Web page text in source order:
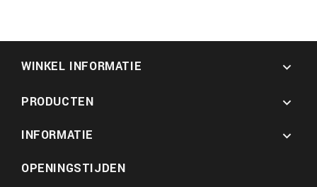
WINKEL INFORMATIE 
PRODUCTEN

INFORMATIE

OPENINGSTIJDEN